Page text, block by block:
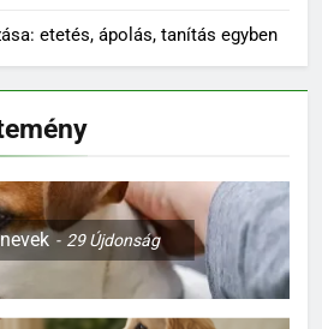
etetés, ápolás, tanítás egyben
29Újdonság